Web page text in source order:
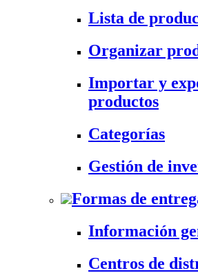
Lista de
Organizar
Importar y
productos
Categorías
Gestión de
Formas de
Información
Centros de